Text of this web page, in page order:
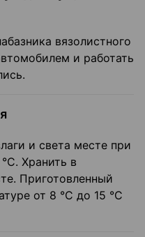
вязолистного
и работать
и света месте при
Хранить в
Приготовленный
от 8 °C до 15 °C